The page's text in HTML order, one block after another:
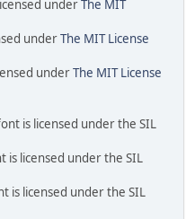
underThe MIT
underThe MIT License
underThe MIT License
is licensed under the SIL
is licensed under the SIL
is licensed under the SIL